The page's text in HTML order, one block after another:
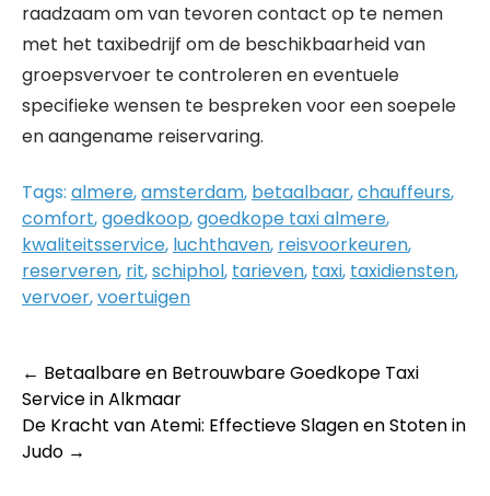
raadzaam om van tevoren contact op te nemen
met het taxibedrijf om de beschikbaarheid van
groepsvervoer te controleren en eventuele
specifieke wensen te bespreken voor een soepele
en aangename reiservaring.
Tags: almere,amsterdam, betaalbaar,chauffeurs,
comfort,goedkoop,goedkope taxi almere,
kwaliteitsservice, luchthaven, reisvoorkeuren,
reserveren, rit,schiphol, tarieven, taxi, taxidiensten,
vervoer,voertuigen
Post
navigation
← Betaalbare en Betrouwbare Goedkope Taxi
Service in Alkmaar
De Kracht van Atemi: Effectieve Slagen en Stoten in
Judo →